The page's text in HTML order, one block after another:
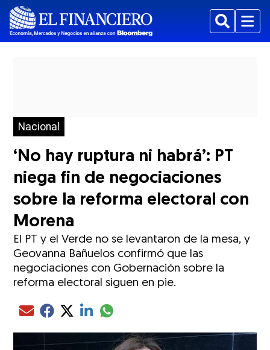
BuscarMenu
Nacional
‘No hay ruptura ni habrá’: PT
niega fin de negociaciones
sobre la reforma electoral con
Morena
El PT y el Verde no se levantaron de la mesa, y
Geovanna Bañuelos confirmó que las
negociaciones con Gobernación sobre la
reforma electoral siguen en pie.
Compartir el artículo actual mediante Email
Compartir el artículo actual mediante Facebook
Compartir el artículo actual mediante Twitter
Compartir el artículo actual mediante LinkedIn
Compartir el artículo actual mediante